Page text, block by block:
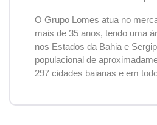
O Grupo Lomes atua no
mais de 35 anos, tendo uma
nos Estados da Bahia e
populacional de
297 cidades baianas e em